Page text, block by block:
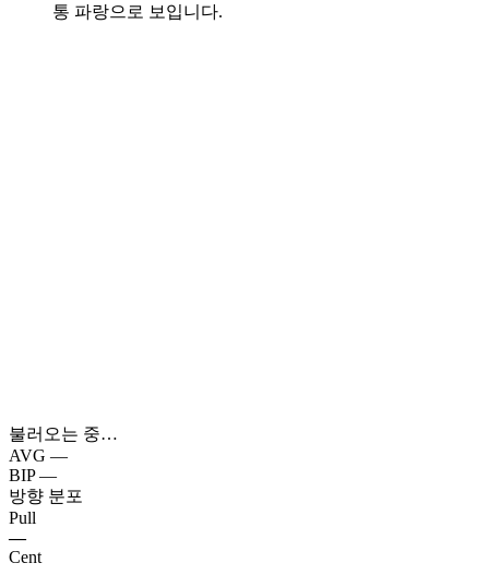
통 파랑으로 보입니다.
불러오는 중…
AVG —
BIP —
방향 분포
Pull
—
Cent